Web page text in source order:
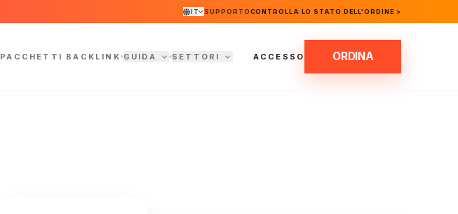
IT SUPPORTOCONTROLLA LO STATO DELL'ORDINE >
PACCHETTI BACKLINK GUIDA SETTORI ACCESSO ORDINA